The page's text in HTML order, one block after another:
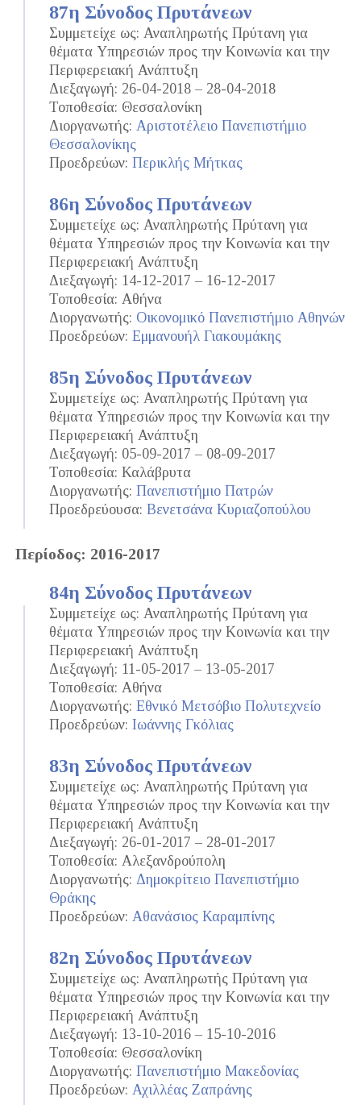
87η Σύνοδος Πρυτάνεων
Συμμετείχε ως: Αναπληρωτής Πρύτανη για
θέματα Υπηρεσιών προς την Κοινωνία και την
Περιφερειακή Ανάπτυξη
Διεξαγωγή: 26-04-2018 – 28-04-2018
Τοποθεσία: Θεσσαλονίκη
Διοργανωτής: Αριστοτέλειο Πανεπιστήμιο
Θεσσαλονίκης
Προεδρεύων: Περικλής Μήτκας
86η Σύνοδος Πρυτάνεων
Συμμετείχε ως: Αναπληρωτής Πρύτανη για
θέματα Υπηρεσιών προς την Κοινωνία και την
Περιφερειακή Ανάπτυξη
Διεξαγωγή: 14-12-2017 – 16-12-2017
Τοποθεσία: Αθήνα
Διοργανωτής: Οικονομικό Πανεπιστήμιο Αθηνών
Προεδρεύων: Εμμανουήλ Γιακουμάκης
85η Σύνοδος Πρυτάνεων
Συμμετείχε ως: Αναπληρωτής Πρύτανη για
θέματα Υπηρεσιών προς την Κοινωνία και την
Περιφερειακή Ανάπτυξη
Διεξαγωγή: 05-09-2017 – 08-09-2017
Τοποθεσία: Καλάβρυτα
Διοργανωτής: Πανεπιστήμιο Πατρών
Προεδρεύουσα: Βενετσάνα Κυριαζοπούλου
Περίοδος: 2016-2017
84η Σύνοδος Πρυτάνεων
Συμμετείχε ως: Αναπληρωτής Πρύτανη για
θέματα Υπηρεσιών προς την Κοινωνία και την
Περιφερειακή Ανάπτυξη
Διεξαγωγή: 11-05-2017 – 13-05-2017
Τοποθεσία: Αθήνα
Διοργανωτής: Εθνικό Μετσόβιο Πολυτεχνείο
Προεδρεύων: Ιωάννης Γκόλιας
83η Σύνοδος Πρυτάνεων
Συμμετείχε ως: Αναπληρωτής Πρύτανη για
θέματα Υπηρεσιών προς την Κοινωνία και την
Περιφερειακή Ανάπτυξη
Διεξαγωγή: 26-01-2017 – 28-01-2017
Τοποθεσία: Αλεξανδρούπολη
Διοργανωτής: Δημοκρίτειο Πανεπιστήμιο
Θράκης
Προεδρεύων: Αθανάσιος Καραμπίνης
82η Σύνοδος Πρυτάνεων
Συμμετείχε ως: Αναπληρωτής Πρύτανη για
θέματα Υπηρεσιών προς την Κοινωνία και την
Περιφερειακή Ανάπτυξη
Διεξαγωγή: 13-10-2016 – 15-10-2016
Τοποθεσία: Θεσσαλονίκη
Διοργανωτής: Πανεπιστήμιο Μακεδονίας
Προεδρεύων: Αχιλλέας Ζαπράνης